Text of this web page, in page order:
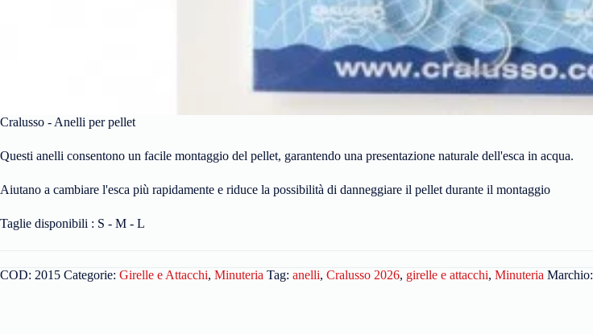
Cralusso - Anelli per pellet
Questi anelli consentono un facile montaggio del pellet, garantendo una presentazione naturale dell'esca in acqua.
Aiutano a cambiare l'esca più rapidamente e riduce la possibilità di danneggiare il pellet durante il montaggio
Taglie disponibili : S - M - L
COD: 2015 Categorie: Girelle e Attacchi, Minuteria Tag: anelli, Cralusso 2026, girelle e attacchi, Minuteria Marchio: